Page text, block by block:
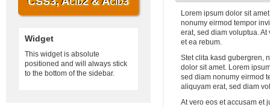
Lorem ipsum dolor sit
nonumy eirmod tempor
erat, sed diam voluptua.
et ea rebum.
Stet clita kasd gubergren,
dolor sit amet. Lorem
sed diam nonumy eirmod
aliquyam erat, sed diam
At vero eos et accusam et
Widget
This widget is absolute
positioned and will always stick
to the bottom of the sidebar.